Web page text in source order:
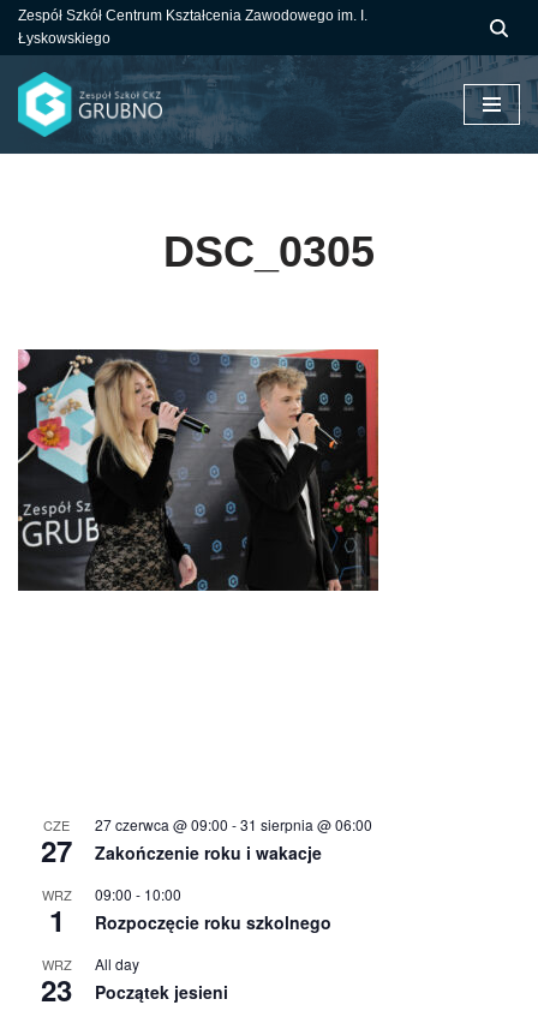
do
treści
Zespół Szkół Centrum Kształcenia Zawodowego im. I.
Łyskowskiego
DSC_0305
CZE
27
27 czerwca @ 09:00 -31 sierpnia @ 06:00
Zakończenie roku i wakacje
WRZ
1
09:00 - 10:00
Rozpoczęcie roku szkolnego
WRZ
23
All day
Początek jesieni